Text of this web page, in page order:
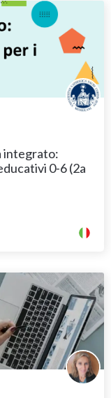
integrato:
0-6 (2a